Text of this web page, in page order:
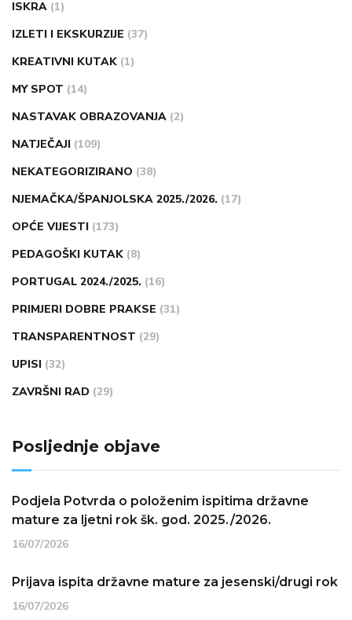
ISKRA (1)
IZLETI I EKSKURZIJE (37)
KREATIVNI KUTAK (1)
MY SPOT (14)
NASTAVAK OBRAZOVANJA (2)
NATJEČAJI (109)
NEKATEGORIZIRANO (38)
NJEMAČKA/ŠPANJOLSKA 2025./2026. (17)
OPĆE VIJESTI (173)
PEDAGOŠKI KUTAK (8)
PORTUGAL 2024./2025. (16)
PRIMJERI DOBRE PRAKSE (31)
TRANSPARENTNOST (29)
UPISI (32)
ZAVRŠNI RAD (29)
Posljednje objave
Podjela Potvrda o položenim ispitima državne
mature za ljetni rok šk. god. 2025./2026.
16/07/2026
Prijava ispita državne mature za jesenski/drugi rok
16/07/2026